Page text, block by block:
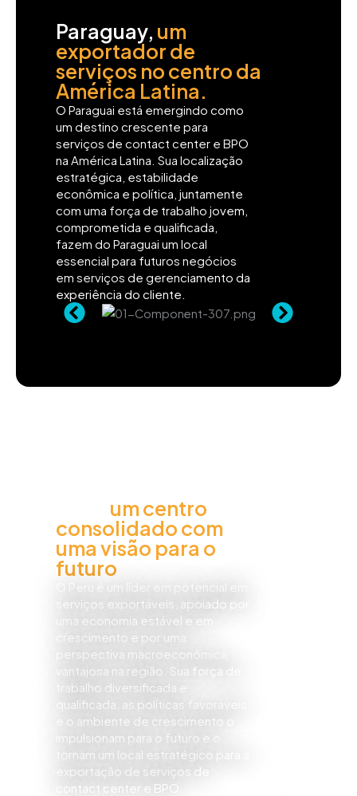
Paraguay, um
exportador de
serviços no centro da
América Latina.
O Paraguai está emergindo como
um destino crescente para
serviços de contact center e BPO
na América Latina. Sua localização
estratégica, estabilidade
econômica e política, juntamente
com uma força de trabalho jovem,
comprometida e qualificada,
fazem do Paraguai um local
essencial para futuros negócios
em serviços de gerenciamento da
experiência do cliente.
um centro
consolidado com
uma visão para o
futuro
serviços exportáveis, apoiado por
uma economia estável e em
crescimento e por uma
perspectiva macroeconômica
vantajosa na região. Sua força de
trabalho diversificada e
qualificada, as políticas favoráveis
e o ambiente de crescimento o
impulsionam para o futuro e o
tornam um local estratégico para a
exportação de serviços de
contact center e BPO.